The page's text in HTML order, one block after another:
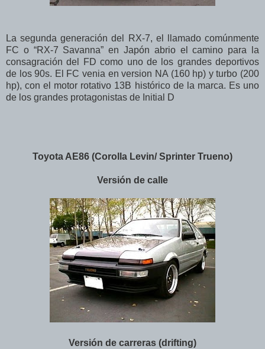
La segunda generación del RX-7, el llamado comúnmente
FC o “RX-7 Savanna” en Japón abrio el camino para la
consagración del FD como uno de los grandes deportivos
de los 90s. El FC venia en version NA (160 hp) y turbo (200
hp), con el motor rotativo 13B histórico de la marca. Es uno
de los grandes protagonistas de Initial D
Toyota AE86 (Corolla Levin/ Sprinter Trueno)
Versión de calle
Versión de carreras (drifting)